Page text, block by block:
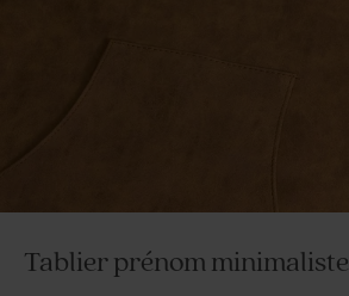
Tablier prénom minimaliste